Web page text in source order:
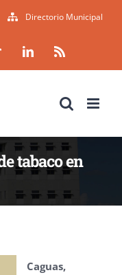
Directorio Municipal
Tiktok LinkedIn
tabaco en
Caguas,